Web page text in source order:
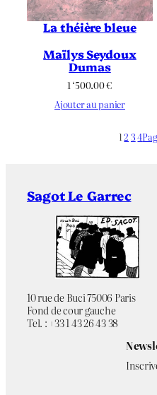
La théière bleue
Maïlys Seydoux
Dumas
1 ‘500.00€
Ajouter au panier
12 34
Sagot Le Garrec
10 rue de Buci 75006 Paris
Fond de cour gauche
Tel. : +33 1 43 26 43 38